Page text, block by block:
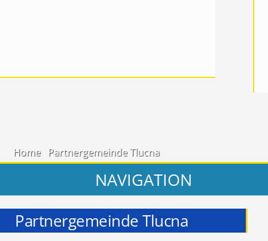
Home Partnergemeinde Tlucna
NAVIGATION
Partnergemeinde Tlucna